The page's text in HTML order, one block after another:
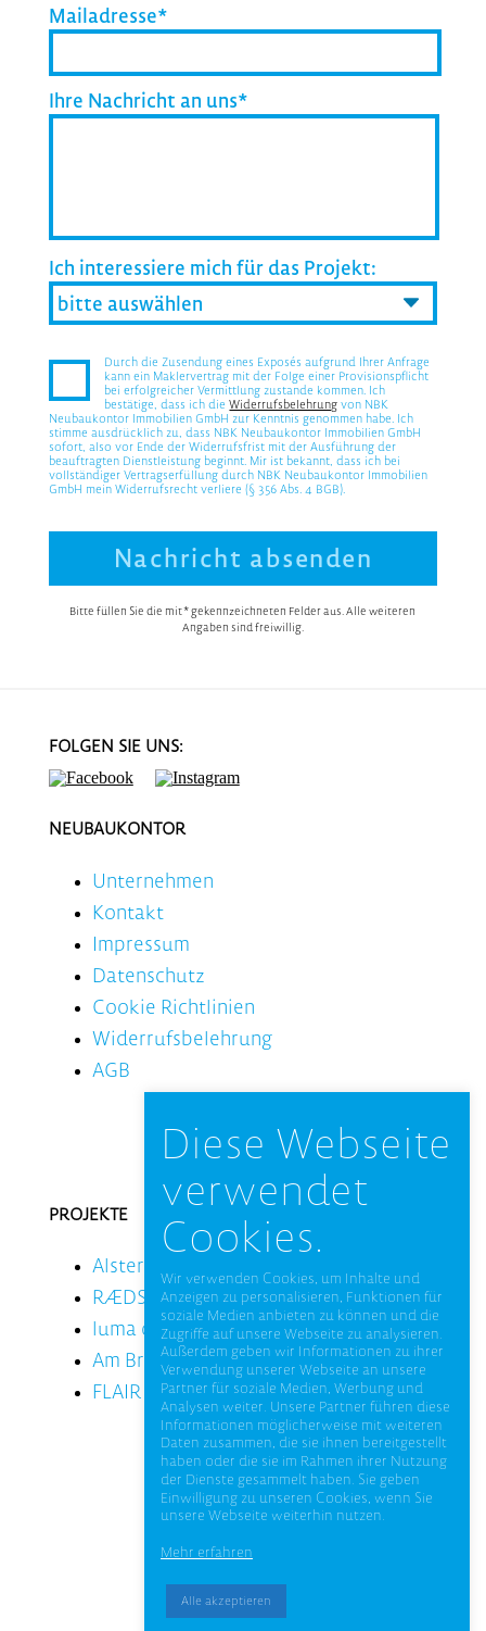
Mailadresse*
Ihre Nachricht an uns*
Ich interessiere mich für das Projekt:
Durch die Zusendung eines Exposés aufgrund Ihrer Anfrage
kann ein Maklervertrag mit der Folge einer Provisionspflicht
bei erfolgreicher Vermittlung zustande kommen. Ich
bestätige, dass ich dieWiderrufsbelehrungvon NBK
Neubaukontor Immobilien GmbH zur Kenntnis genommen habe. Ich
stimme ausdrücklich zu, dass NBK Neubaukontor Immobilien GmbH
sofort, also vor Ende der Widerrufsfrist mit der Ausführung der
beauftragten Dienstleistung beginnt. Mir ist bekannt, dass ich bei
vollständiger Vertragserfüllung durch NBK Neubaukontor Immobilien
GmbH mein Widerrufsrecht verliere (§ 356 Abs. 4 BGB).
Bitte füllen Sie die mit * gekennzeichneten Felder aus. Alle weiteren
Angaben sind freiwillig.
FOLGEN SIE UNS:
NEUBAUKONTOR
Unternehmen
Kontakt
Impressum
Datenschutz
Cookie Richtlinien
Widerrufsbelehrung
AGB
PROJEKTE
Alsterdorfer Straße
RÆDS Altona
luma ottensen
Am Bronzehügel
FLAIR Eilbek
Diese Webseite
verwendet
Cookies.
Wir verwenden Cookies, um Inhalte und
Anzeigen zu personalisieren, Funktionen für
soziale Medien anbieten zu können und die
Zugriffe auf unsere Webseite zu analysieren.
Außerdem geben wir Informationen zu ihrer
Verwendung unserer Webseite an unsere
Partner für soziale Medien, Werbung und
Analysen weiter. Unsere Partner führen diese
Informationen möglicherweise mit weiteren
Daten zusammen, die sie ihnen bereitgestellt
haben oder die sie im Rahmen ihrer Nutzung
der Dienste gesammelt haben. Sie geben
Einwilligung zu unseren Cookies, wenn Sie
unsere Webseite weiterhin nutzen.
Mehr erfahren
Alle akzeptieren